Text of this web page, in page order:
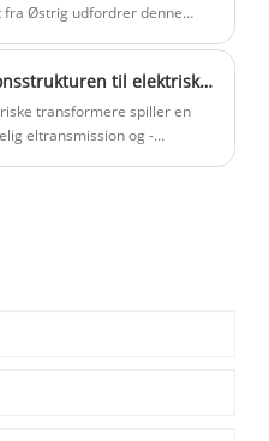
fra Østrig udfordrer denne
Hvad gør transformerstationsstrukturen til elektrisk transformator essentiel for moderne kraftsystemer
transformere spiller en
eltransmission og -
og
og sikkerhed og samtidig